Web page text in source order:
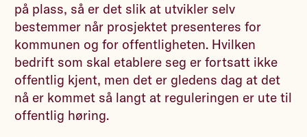
på plass, så er det slik at utvikler selv
bestemmer når prosjektet presenteres for
kommunen og for offentligheten. Hvilken
bedrift som skal etablere seg er fortsatt ikke
offentlig kjent, men det er gledens dag at det
nå er kommet så langt at reguleringen er ute til
offentlig høring.